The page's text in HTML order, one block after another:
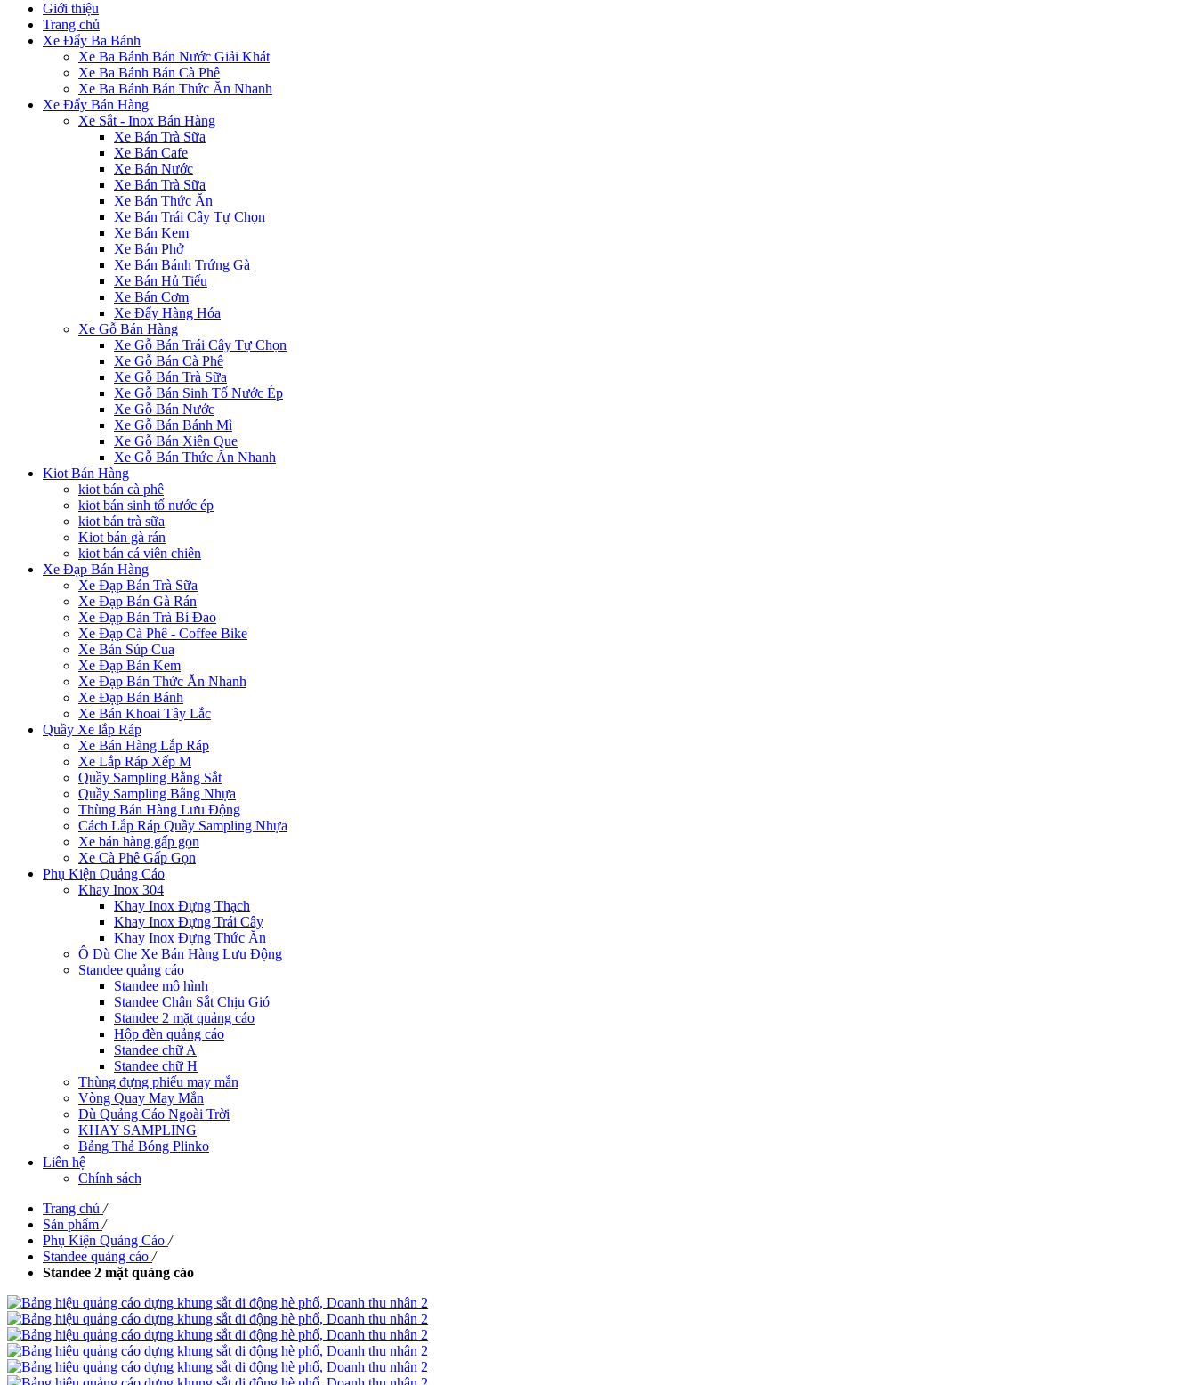
Giới thiệu
Trang chủ
Xe Đẩy Ba Bánh
Xe Ba Bánh Bán Nước Giải Khát
Xe Ba Bánh Bán Cà Phê
Xe Ba Bánh Bán Thức Ăn Nhanh
Xe Đẩy Bán Hàng
Xe Sắt - Inox Bán Hàng
Xe Bán Trà Sữa
Xe Bán Cafe
Xe Bán Nước
Xe Bán Trà Sữa
Xe Bán Thức Ăn
Xe Bán Trái Cây Tự Chọn
Xe Bán Kem
Xe Bán Phở
Xe Bán Bánh Trứng Gà
Xe Bán Hủ Tiếu
Xe Bán Cơm
Xe Đẩy Hàng Hóa
Xe Gỗ Bán Hàng
Xe Gỗ Bán Trái Cây Tự Chọn
Xe Gỗ Bán Cà Phê
Xe Gỗ Bán Trà Sữa
Xe Gỗ Bán Sinh Tố Nước Ép
Xe Gỗ Bán Nước
Xe Gỗ Bán Bánh Mì
Xe Gỗ Bán Xiên Que
Xe Gỗ Bán Thức Ăn Nhanh
Kiot Bán Hàng
kiot bán cà phê
kiot bán sinh tố nước ép
kiot bán trà sữa
Kiot bán gà rán
kiot bán cá viên chiên
Xe Đạp Bán Hàng
Xe Đạp Bán Trà Sữa
Xe Đạp Bán Gà Rán
Xe Đạp Bán Trà Bí Đao
Xe Đạp Cà Phê - Coffee Bike
Xe Bán Súp Cua
Xe Đạp Bán Kem
Xe Đạp Bán Thức Ăn Nhanh
Xe Đạp Bán Bánh
Xe Bán Khoai Tây Lắc
Quầy Xe lắp Ráp
Xe Bán Hàng Lắp Ráp
Xe Lắp Ráp Xếp M
Quầy Sampling Bằng Sắt
Quầy Sampling Bằng Nhựa
Thùng Bán Hàng Lưu Động
Cách Lắp Ráp Quầy Sampling Nhựa
Xe bán hàng gấp gọn
Xe Cà Phê Gấp Gọn
Phụ Kiện Quảng Cáo
Khay Inox 304
Khay Inox Đựng Thạch
Khay Inox Đựng Trái Cây
Khay Inox Đựng Thức Ăn
Ô Dù Che Xe Bán Hàng Lưu Động
Standee quảng cáo
Standee mô hình
Standee Chân Sắt Chịu Gió
Standee 2 mặt quảng cáo
Hộp đèn quảng cáo
Standee chữ A
Standee chữ H
Thùng đựng phiếu may mắn
Vòng Quay May Mắn
Dù Quảng Cáo Ngoài Trời
KHAY SAMPLING
Bảng Thả Bóng Plinko
Liên hệ
Chính sách
Trang chủ /
Sản phẩm /
Phụ Kiện Quảng Cáo /
Standee quảng cáo /
Standee 2 mặt quảng cáo